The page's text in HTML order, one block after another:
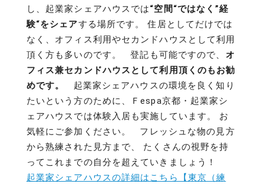
し、起業家シェアハウスでは“空間“ではなく”経
験“をシェアする場所です。 住居としてだけでは
なく、オフィス利用やセカンドハウスとして利用
頂く方も多いのです。 登記も可能ですので、 オ
フィス兼セカンドハウスとして利用頂くのもお勧
めです。
起業家シェアハウスの環境を良く知り
たいという方のために、Ｆespa京都・起業家シ
ェアハウスでは体験入居も実施しています。 お
気軽にご参加ください。 フレッシュな物の見方
から熟練された見方まで、 たくさんの視野を持
ってこれまでの自分を超えていきましょう！
起業家シェアハウスの詳細はこちら【東京（練